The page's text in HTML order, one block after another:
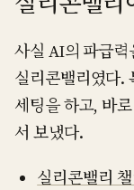
사실 AI의 파급력
실리콘밸리였다.
세팅을 하고, 바
서 보냈다.
실리콘밸리